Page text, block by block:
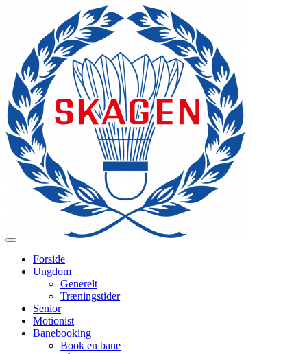
Forside
Ungdom
Generelt
Træningstider
Senior
Motionist
Banebooking
Book en bane